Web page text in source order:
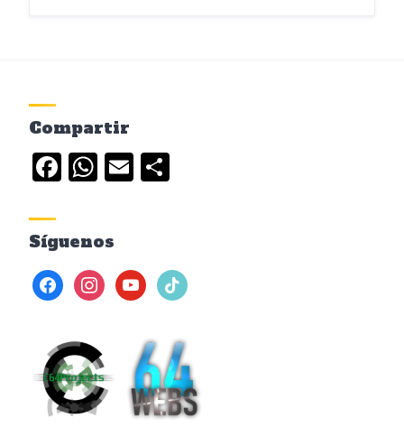
Compartir
Facebook
WhatsApp
Email
Síguenos
facebookinstagramyoutubetiktok